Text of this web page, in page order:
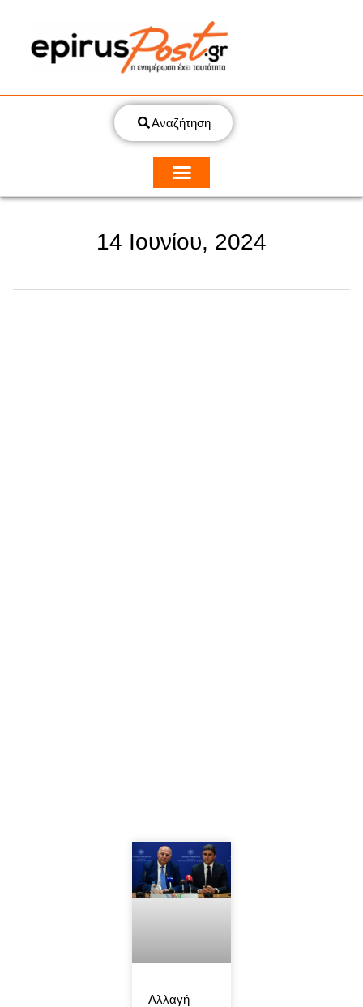
Αναζήτηση
14 Ιουνίου, 2024
Αλλαγή